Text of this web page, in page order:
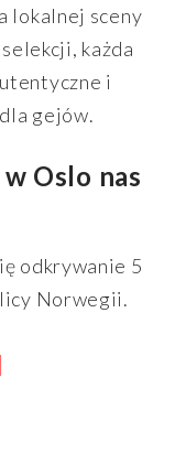
lokalnej sceny
każda
i
gejów.
Oslo nas
odkrywanie 5
Norwegii.